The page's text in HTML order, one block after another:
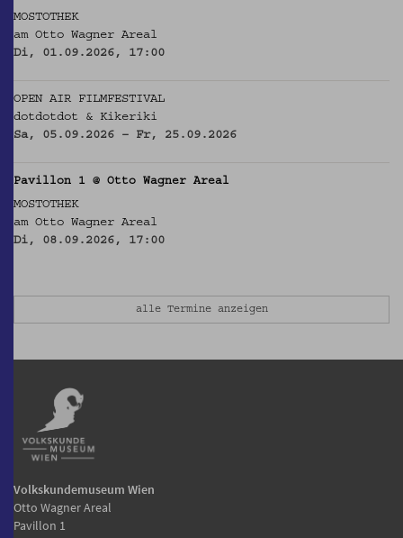
MOSTOTHEK
am Otto Wagner Areal
Di, 01.09.2026, 17:00
OPEN AIR FILMFESTIVAL
dotdotdot & Kikeriki
Sa, 05.09.2026 – Fr, 25.09.2026
Pavillon 1 @ Otto Wagner Areal
MOSTOTHEK
am Otto Wagner Areal
Di, 08.09.2026, 17:00
alle Termine anzeigen
Volkskundemuseum Wien
Otto Wagner Areal
Pavillon 1